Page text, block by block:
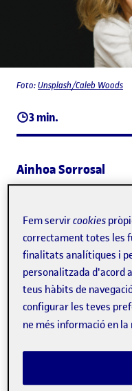
3 min.
Foto:Unsplash/Caleb Woods
Ainhoa Sorrosal
Autor
Les agressions verbals
autoestima i manca
La meitat de les
violència masclista al
13,9% dels casos els
d’agressions de
Fem servircookies
correctament totes les
finalitats analítiques i
personalitzada d'acord
teus hàbits de
configurar les teves
ne més informació en la